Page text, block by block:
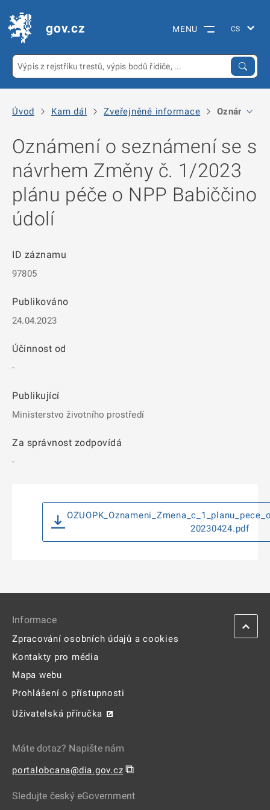
gov.cz MENU
Úvod Kam dál Zveřejněné informace Oznámení
Oznámení o seznámení se s
návrhem Změny č. 1/2023
plánu péče o NPP Babiččino
údolí
ID záznamu
97805
Publikováno
24.04.2023
Účinnost od
-
Publikující
Ministerstvo životního prostředí
Za správnost zodpovídá
-
20230424.pdf
Informace
Zpracování osobních údajů a cookies
Kontakty pro média
Mapa webu
Prohlášení o přístupnosti
Uživatelská příručka
Máte dotaz? Napište nám
portalobcana@dia.gov.cz ⧉
Sledujte český eGovernment